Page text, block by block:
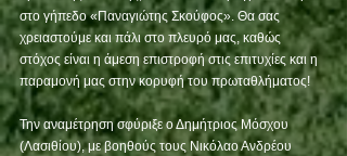
στο γήπεδο «Παναγιώτης Σκούφος». Θα σας
χρειαστούμε και πάλι στο πλευρό μας, καθώς
στόχος είναι η άμεση επιστροφή στις επιτυχίες και η
παραμονή μας στην κορυφή του πρωταθλήματος!
Την αναμέτρηση σφύριξε ο Δημήτριος Μόσχου
(Λασιθίου), με βοηθούς τους Νικόλαο Ανδρέου